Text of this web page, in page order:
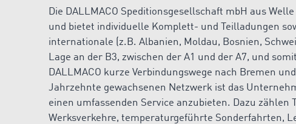
Die DALLMACO Speditionsgesellschaft mbH aus
und bietet individuelle Komplett- und Teilladungen
internationale (z.B. Albanien, Moldau, Bosnien,
Lage an der B3, zwischen der A1 und der A7, und
DALLMACO kurze Verbindungswege nach Bremen
Jahrzehnte gewachsenen Netzwerk ist das
einen umfassenden Service anzubieten. Dazu zählen
Werksverkehre, temperaturgeführte Sonderfahrten,